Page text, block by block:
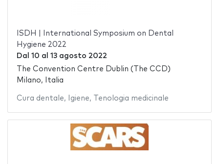
ISDH | International Symposium on Dental
Hygiene 2022
Dal 10 al 13 agosto 2022
The Convention Centre Dublin (The CCD)
Milano, Italia
Cura dentale, Igiene, Tenologia medicinale